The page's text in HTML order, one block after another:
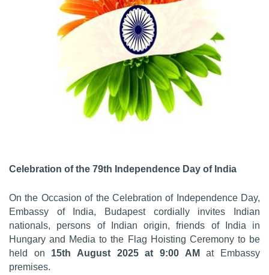
Celebration of the 79th Independence Day of India
On the Occasion of the Celebration of Independence Day,
Embassy of India, Budapest cordially invites Indian
nationals, persons of Indian origin, friends of India in
Hungary and Media to the Flag Hoisting Ceremony to be
held on 15th August 2025 at 9:00 AMat Embassy
premises.